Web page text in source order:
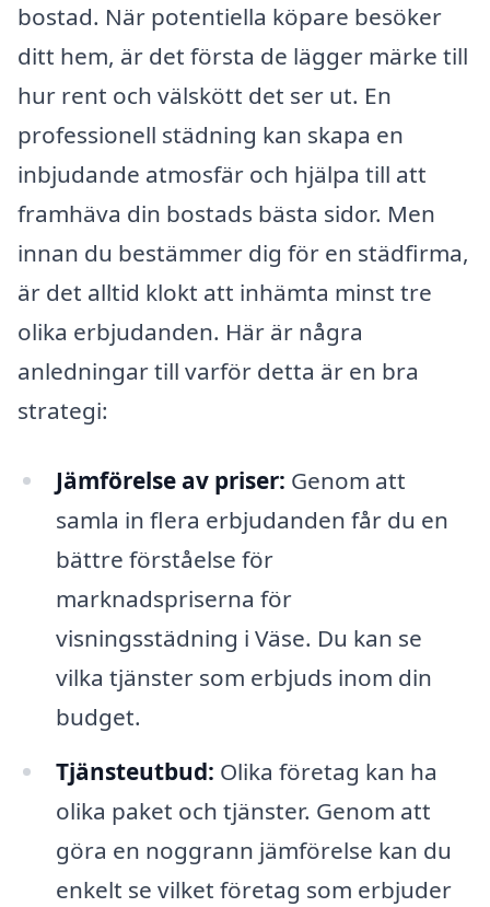
bostad. När potentiella köpare besöker
ditt hem, är det första de lägger märke till
hur rent och välskött det ser ut. En
professionell städning kan skapa en
inbjudande atmosfär och hjälpa till att
framhäva din bostads bästa sidor. Men
innan du bestämmer dig för en städfirma,
är det alltid klokt att inhämta minst tre
olika erbjudanden. Här är några
anledningar till varför detta är en bra
strategi:
Jämförelse av priser: Genom att
samla in flera erbjudanden får du en
bättre förståelse för
marknadspriserna för
visningsstädning i Väse. Du kan se
vilka tjänster som erbjuds inom din
budget.
Tjänsteutbud: Olika företag kan ha
olika paket och tjänster. Genom att
göra en noggrann jämförelse kan du
enkelt se vilket företag som erbjuder